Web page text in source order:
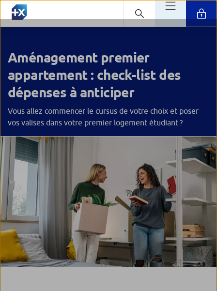
Aménagement premier
appartement : check-list des
dépenses à anticiper
Vous allez commencer le cursus de votre choix et poser
vos valises dans votre premier logement étudiant ?